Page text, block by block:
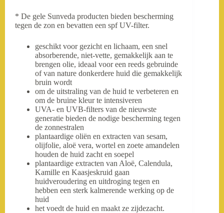
* De gele Sunveda producten bieden bescherming
tegen de zon en bevatten een spf UV-filter.
geschikt voor gezicht en lichaam, een snel
absorberende, niet-vette, gemakkelijk aan te
brengen olie, ideaal voor een reeds gebruinde
of van nature donkerdere huid die gemakkelijk
bruin wordt
om de uitstraling van de huid te verbeteren en
om de bruine kleur te intensiveren
UVA- en UVB-filters van de nieuwste
generatie bieden de nodige bescherming tegen
de zonnestralen
plantaardige oliën en extracten van sesam,
olijfolie, aloë vera, wortel en zoete amandelen
houden de huid zacht en soepel
plantaardige extracten van Aloë, Calendula,
Kamille en Kaasjeskruid gaan
huidveroudering en uitdroging tegen en
hebben een sterk kalmerende werking op de
huid
het voedt de huid en maakt ze zijdezacht.